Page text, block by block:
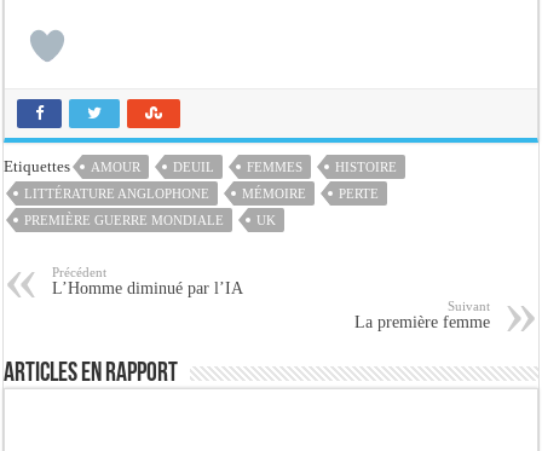
Etiquettes AMOUR DEUIL FEMMES
HISTOIRE
LITTÉRATURE ANGLOPHONE
MÉMOIRE
PERTE
PREMIÈRE GUERRE MONDIALE
UK
Précédent
L’Homme diminué par l’IA
Suivant
La première femme
Articles en rapport